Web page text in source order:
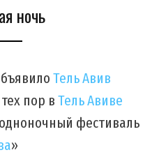
ночь
Тель Авив
пор вТель Авиве
фестиваль
»